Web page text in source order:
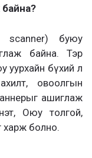
scanner) буюу
байна. Тэр
уурхайн бүхий л
овоолгын
ашиглаж
Оюу толгой,
харж болно.